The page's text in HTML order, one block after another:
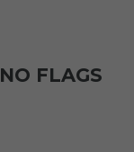
FLAGS